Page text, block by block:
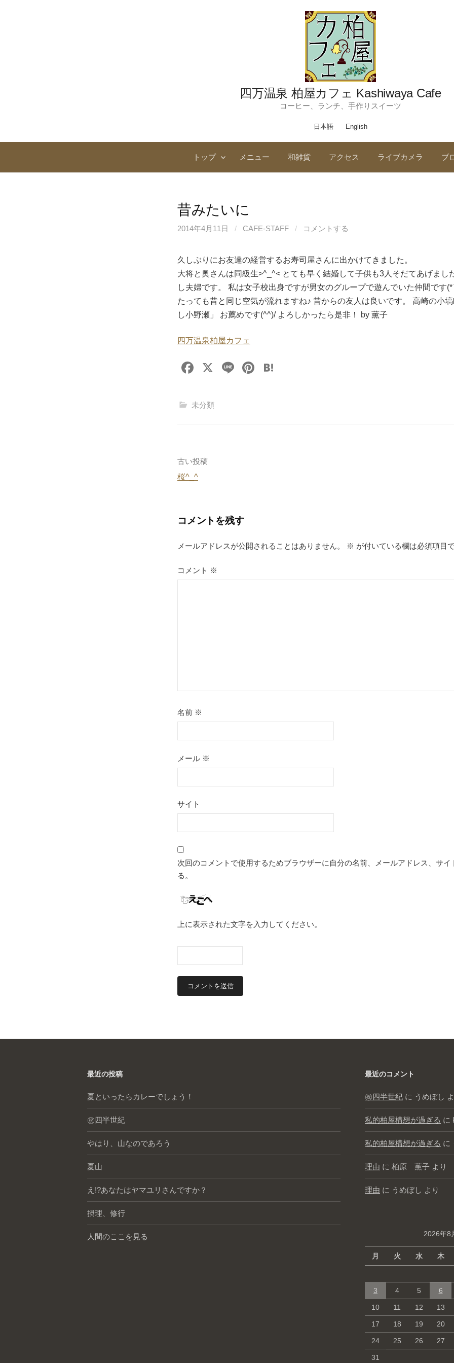
四万温泉 柏屋カフェ Kashiwaya Cafe
コーヒー、ランチ、手作りスイーツ
日本語 English
トップ メニュー 和雑貨 アクセス ライブカメラ ブ
昔みたいに
2014年4月11日 / CAFE-STAFF / コメントする
久しぶりにお友達の経営するお寿司屋さんに出かけてきました。
大将と奥さんは同級生>^_^< とても早く結婚して子供も3人そだてあげまし
し夫婦です。 私は女子校出身ですが男女のグループで遊んでいた仲間で
たっても昔と同じ空気が流れますね♪ 昔からの友人は良いです。 高崎の小
し小野瀬」 お薦めです(^^)/ よろしかったら是非！ by 薫子
四万温泉柏屋カフェ
F
c
o
k
X
Li
Pi
未分類
投
稿
ビ
ゲ
ー
古い投稿
桜^_^
コメントを残す
メールアドレスが公開されることはありません。 ※ が付いている欄は必須項目
コメント ※
名前 ※
メール ※
サイト
次回のコメントで使用するためブラウザーに自分の名前、メールアドレス、サイ
る。
上に表示された文字を入力してください。
最近の投稿
夏といったらカレーでしょう！
㊗️四半世紀
やはり、山なのであろう
夏山
え!?あなたはヤマユリさんですか？
摂理、修行
人間のここを見る
最近のコメント
㊗️四半世紀 に うめぼし
私的柏屋構想が過ぎる に
私的柏屋構想が過ぎる に
理由 に 柏原 薫子 より
理由 に うめぼし より
2026年8
月 火 水 木
3 4 5 6
10 11 12 13
17 18 19 20
24 25 26 27
31